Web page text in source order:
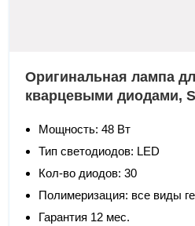
Оригинальная лампа
кварцевыми диодами,
Мощность: 48 Вт
Тип светодиодов: LED
Кол-во диодов: 30
Полимеризация: все виды
Гарантия 12 мес.